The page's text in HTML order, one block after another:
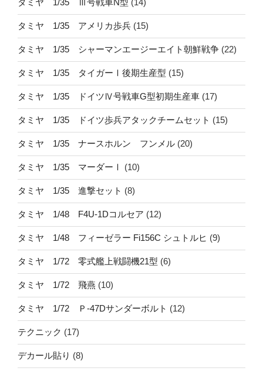
タミヤ 1/35 Ⅲ号戦車N型 (14)
タミヤ 1/35 アメリカ歩兵 (15)
タミヤ 1/35 シャーマンエージーエイト朝鮮戦争 (22)
タミヤ 1/35 タイガーⅠ後期生産型 (15)
タミヤ 1/35 ドイツⅣ号戦車G型初期生産車 (17)
タミヤ 1/35 ドイツ歩兵アタックチームセット (15)
タミヤ 1/35 ナースホルン フンメル (20)
タミヤ 1/35 マーダーⅠ (10)
タミヤ 1/35 進撃セット (8)
タミヤ 1/48 F4U-1Dコルセア (12)
タミヤ 1/48 フィーゼラー Fi156C シュトルヒ (9)
タミヤ 1/72 零式艦上戦闘機21型 (6)
タミヤ 1/72 飛燕 (10)
タミヤ 1/72 Ｐ-47Dサンダーボルト (12)
テクニック (17)
デカール貼り (8)